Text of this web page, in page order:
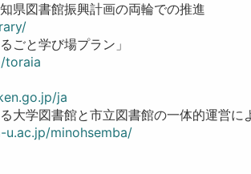
県図書館振興計画の両輪での推進
ごと学び場プラン」
toraia
ja
大学図書館と市立図書館の一体的運営に
minohsemba/